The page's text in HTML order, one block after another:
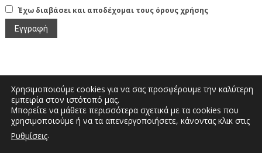
Έχω διαβάσει και αποδέχομαι τους όρους χρήσης
Μεγάλου Αλεξάνδρου και Διοικητηρίου |
Τηλέφωνο: 2467350200 | Email:
Χρησιμοποιούμε cookies για να σας προσφέρουμε την καλύτερη
εμπειρία στον ιστότοπό μας.
Μπορείτε να μάθετε περισσότερα σχετικά με τα cookies που
χρησιμοποιούμε ή να τα απενεργοποιήσετε, κάνοντας κλικ στις
Ρυθμίσεις.